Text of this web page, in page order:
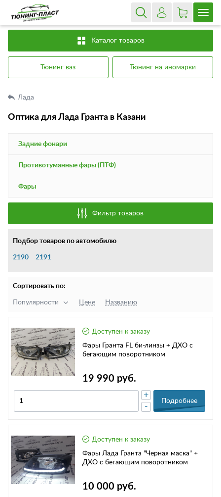
Каталог товаров
Тюнинг ваз Тюнинг на иномарки
Лада
Оптика для Лада Гранта в Казани
Задние фонари
Противотуманные фары (ПТФ)
Фары
Фильтр товаров
Подбор товаров по автомобилю
2190 2191
Сортировать по:
Популярности Цене Названию
Доступен к заказу
Фары Гранта FL би-линзы + ДХО с
бегающим поворотником
19 990 руб.
-
+
Подробнее
Доступен к заказу
Фары Лада Гранта "Черная маска" +
ДХО с бегающим поворотником
10 000 руб.